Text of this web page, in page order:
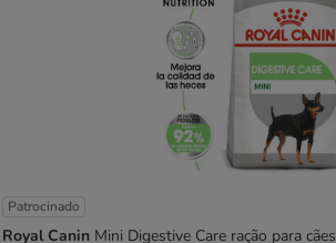
Patrocinado
Royal Canin Mini Digestive Care ração para cães